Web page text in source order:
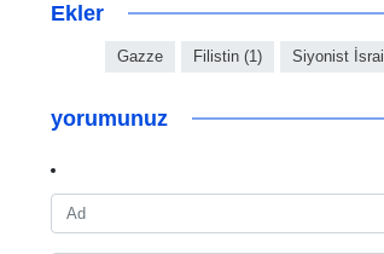
Ekler
Gazze Filistin (1) Siyonist İsrail
yorumunuz